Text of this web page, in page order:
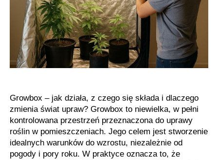
Growbox – jak działa, z czego się składa i dlaczego
zmienia świat upraw? Growbox to niewielka, w pełni
kontrolowana przestrzeń przeznaczona do uprawy
roślin w pomieszczeniach. Jego celem jest stworzenie
idealnych warunków do wzrostu, niezależnie od
pogody i pory roku. W praktyce oznacza to, że